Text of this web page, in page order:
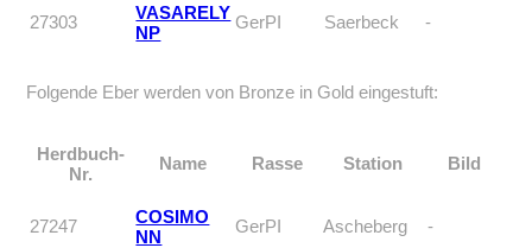
27303
VASARELY
NP
GerPI Saerbeck -
Folgende Eber werden von Bronze in Gold eingestuft:
Herdbuch-
Nr.
Name Rasse Station Bild
27247
COSIMO
NN
GerPI Ascheberg -